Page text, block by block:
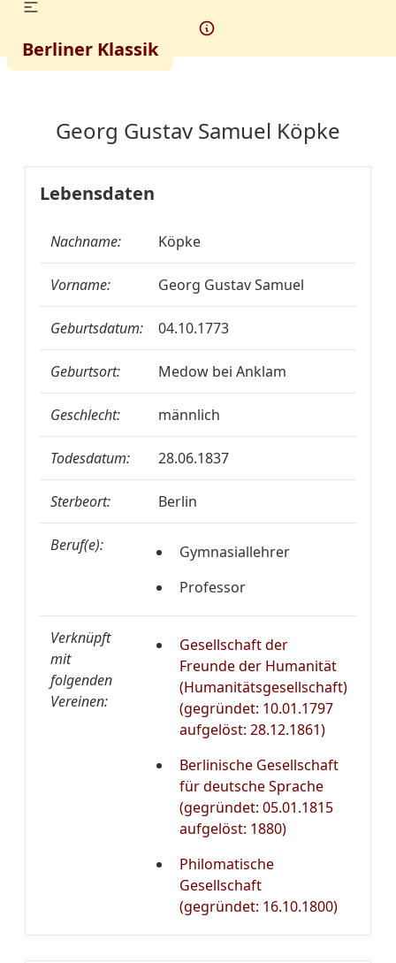
Berliner Klassik
Georg Gustav Samuel Köpke
Lebensdaten
Nachname: Köpke
Vorname: Georg Gustav Samuel
Geburtsdatum: 04.10.1773
Geburtsort: Medow bei Anklam
Geschlecht: männlich
Todesdatum: 28.06.1837
Sterbeort: Berlin
Beruf(e):
Gymnasiallehrer
Professor
Verknüpft
mit
folgenden
Vereinen:
Gesellschaft der
Freunde der Humanität
(Humanitätsgesellschaft)
(gegründet: 10.01.1797
aufgelöst: 28.12.1861)
Berlinische Gesellschaft
für deutsche Sprache
(gegründet: 05.01.1815
aufgelöst: 1880)
Philomatische
Gesellschaft
(gegründet: 16.10.1800)